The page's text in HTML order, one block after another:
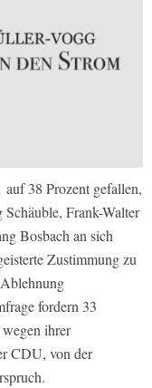
38 Prozent gefallen,
Frank-Walter
Bosbach an sich
Zustimmung zu
fordern 33
ihrer
CDU, von der